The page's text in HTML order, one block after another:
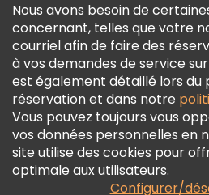
Politique En Matière De Cookies
Freetour Prix
Programme De Fidélité
Nous avons besoin de
concernant, telles que votre
courriel afin de faire des
à vos demandes de service
est également détaillé lors du
réservation et dans notre
Vous pouvez toujours vous
vos données personnelles en
site utilise des cookies pour
optimale aux utilisateurs.
Configurer/